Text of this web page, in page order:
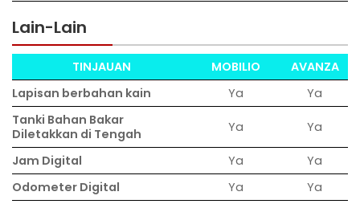
Lain-Lain
TINJAUAN MOBILIO
AVANZA
Lapisan berbahan kain
Ya
Ya
Tanki Bahan Bakar
Diletakkan di Tengah
Ya Ya
Jam Digital Ya
Ya
Odometer Digital
Ya
Ya